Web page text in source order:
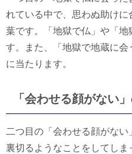
れている中で、思わぬ助け
葉です。「地獄で仏」や「地
す。また、「地獄で地蔵に
に当たります。
「会わせる顔がない
二つ目の「会わせる顔がな
裏切るようなことをしてし